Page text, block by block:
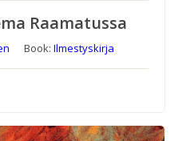
Raamatussa
Book:Ilmestyskirja